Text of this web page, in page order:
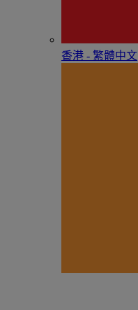
香港 - 繁體中文